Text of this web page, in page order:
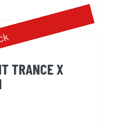
TRANCE X